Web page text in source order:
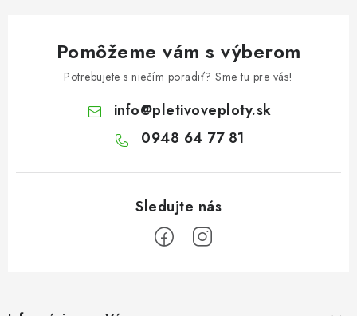
Pomôžeme vám s výberom
Potrebujete s niečím poradiť? Sme tu pre vás!
info@pletivoveploty.sk
0948 64 77 81